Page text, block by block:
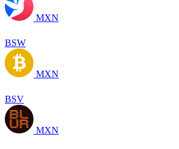
MXN
BSW
MXN
BSV
MXN